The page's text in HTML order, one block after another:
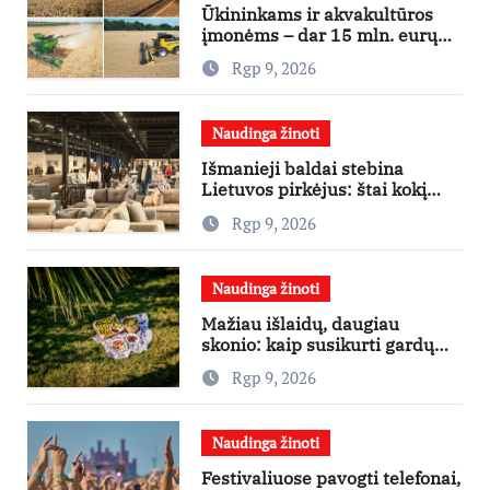
Ūkininkams ir akvakultūros
įmonėms – dar 15 mln. eurų
lengvatinėms paskoloms
Rgp 9, 2026
Naudinga žinoti
Išmanieji baldai stebina
Lietuvos pirkėjus: štai kokį
išgraibsto pirmiausia
Rgp 9, 2026
Naudinga žinoti
Mažiau išlaidų, daugiau
skonio: kaip susikurti gardų
pikniką iš vos kelių produktų
Rgp 9, 2026
Naudinga žinoti
Festivaliuose pavogti telefonai,